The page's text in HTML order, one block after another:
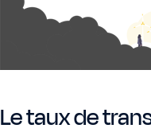
Le taux de